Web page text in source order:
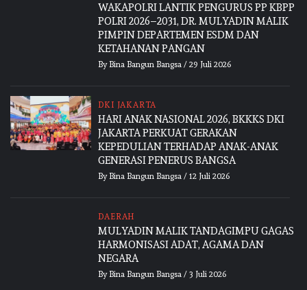
WAKAPOLRI LANTIK PENGURUS PP KBPP
POLRI 2026–2031, DR. MULYADIN MALIK
PIMPIN DEPARTEMEN ESDM DAN
KETAHANAN PANGAN
By Bina Bangun Bangsa/ 29 Juli 2026
DKI JAKARTA
HARI ANAK NASIONAL 2026, BKKKS DKI
JAKARTA PERKUAT GERAKAN
KEPEDULIAN TERHADAP ANAK-ANAK
GENERASI PENERUS BANGSA
By Bina Bangun Bangsa/ 12 Juli 2026
DAERAH
MULYADIN MALIK TANDAGIMPU GAGAS
HARMONISASI ADAT, AGAMA DAN
NEGARA
By Bina Bangun Bangsa/ 3 Juli 2026